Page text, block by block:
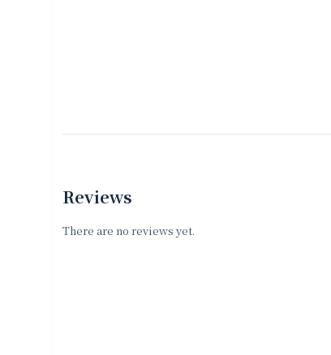
Reviews
There are no reviews yet.